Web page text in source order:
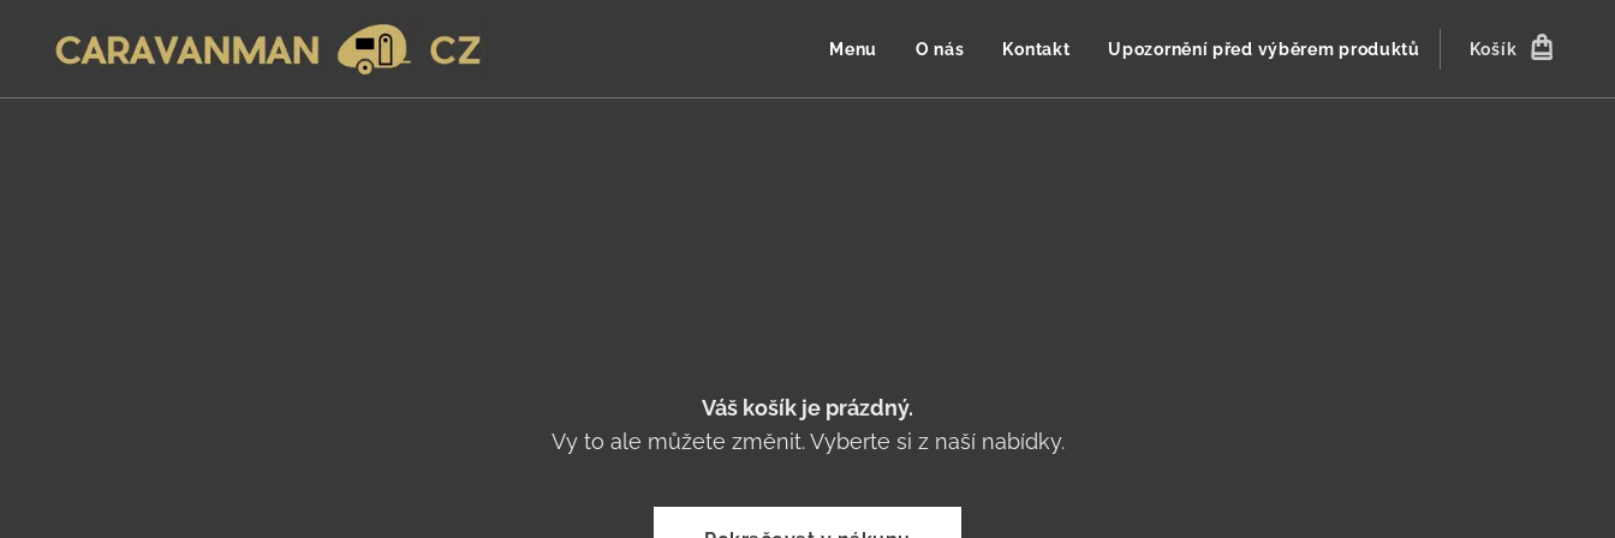
Menu O nás Kontakt Upozornění před výběrem produktů Košík
Váš košík je prázdný.
Vy to ale můžete změnit. Vyberte si z naší nabídky.